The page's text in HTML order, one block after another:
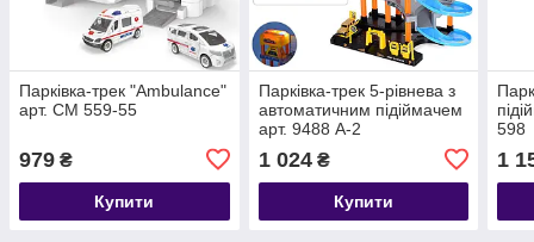
Парківка-трек "Ambulance"
арт. СМ 559-55
979 ₴
Купити
Парківка-трек 5-рівнева з
автоматичним підіймачем
арт. 9488 A-2
1 024₴
Купити
598
1